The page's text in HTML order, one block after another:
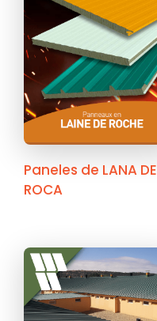
Paneles de LANA DE
ROCA